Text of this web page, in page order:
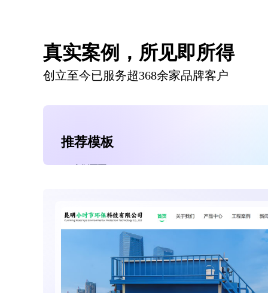
真实案例，所见即所得
创立至今已服务超368余家品牌客户
推荐模板
送域名1个
维护一年